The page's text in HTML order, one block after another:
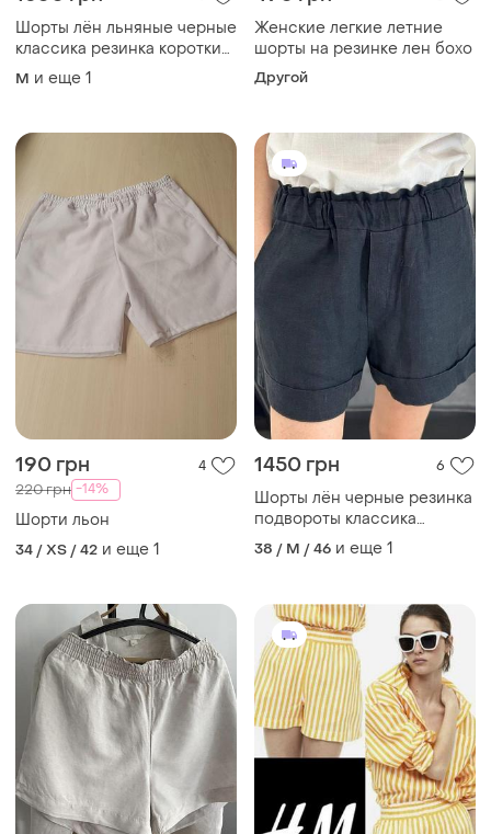
Шорты лён льняные черные
классика резинка короткие
бермуды высокая посадка
резинка манжет мом
M и еще 1
Женские легкие летние
шорты на резинке лен бохо
Другой
190 грн 4
220 грн -14%
Шорти льон
34 / XS / 42 и еще 1
1450 грн 6
Шорты лён черные резинка
подвороты классика
льняные кэжуал casual
38 / M / 46 и еще 1